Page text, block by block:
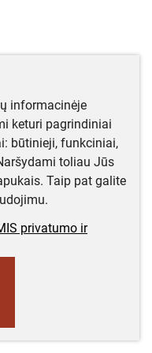
informacinėje
keturi pagrindiniai
būtinieji, funkciniai,
toliau Jūs
Taip pat galite
privatumo ir